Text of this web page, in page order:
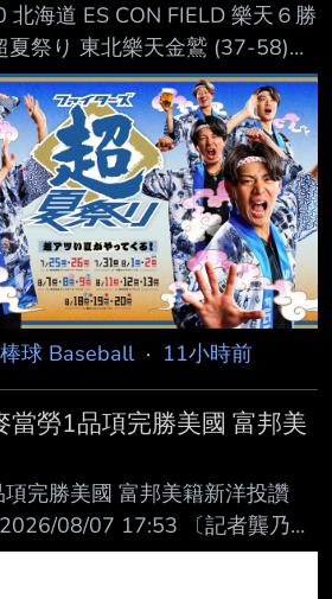
北海道 ES CON FIELD 樂天６勝
夏祭り 東北樂天金鷲 (37-58)
OPS HR RBI PA １. 中島大輔 (L)
.707 2 16 255 ２. 佐藤直樹
.447 .737 6 17 186 ３. 辰己
.363 .418 .781 9 34 406 ４.
(R) LF .268 .344
棒球 Baseball· 11小時前
當勞1品項完勝美國 富邦美
完勝美國 富邦美籍新洋投讚
08/07 17:53 〔記者龔乃玠
邦悍將總教練後藤光尊今天明